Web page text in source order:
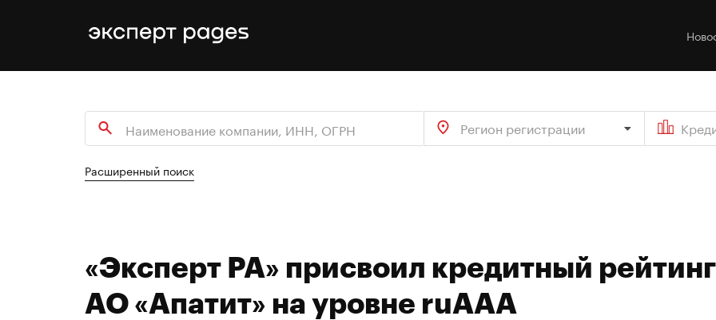
Регион регистрации
Расширенный поиск
«Эксперт РА» присвоил кредитный рейтинг
АО «Апатит» на уровне ruAАA